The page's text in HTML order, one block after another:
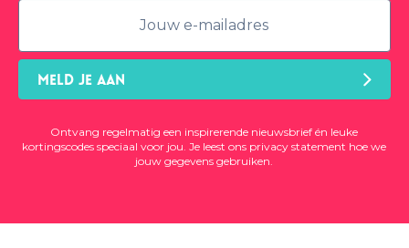
MELD JE AAN
Ontvang regelmatig een inspirerende nieuwsbrief én leuke
kortingscodes speciaal voor jou. Je leest ons privacy statement hoe we
jouw gegevens gebruiken.